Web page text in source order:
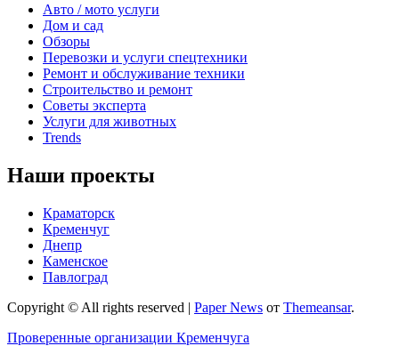
Авто / мото услуги
Дом и сад
Обзоры
Перевозки и услуги спецтехники
Ремонт и обслуживание техники
Строительство и ремонт
Советы эксперта
Услуги для животных
Trends
Наши проекты
Краматорск
Кременчуг
Днепр
Каменское
Павлоград
Copyright © All rights reserved | Paper News от Themeansar.
Проверенные организации Кременчуга